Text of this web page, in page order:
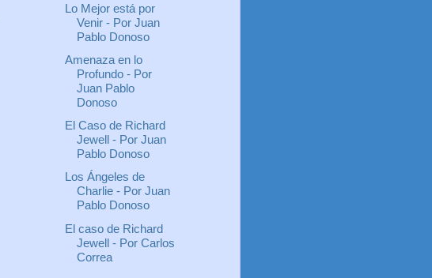
Lo Mejor está por
Venir - Por Juan
Pablo Donoso
Amenaza en lo
Profundo - Por
Juan Pablo
Donoso
El Caso de Richard
Jewell - Por Juan
Pablo Donoso
Los Ángeles de
Charlie - Por Juan
Pablo Donoso
El caso de Richard
Jewell - Por Carlos
Correa